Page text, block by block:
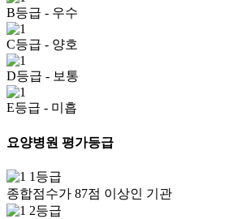
B등급 - 우수
C등급 - 양호
D등급 - 보통
E등급 - 미흡
요양병원 평가등급
1등급
종합점수가 87점 이상인 기관
2등급